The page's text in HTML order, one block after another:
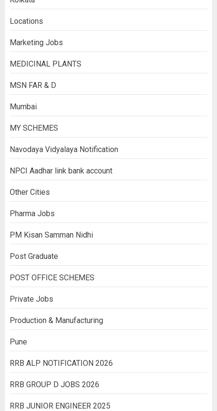
Locations
Marketing Jobs
MEDICINAL PLANTS
MSN FAR & D
Mumbai
MY SCHEMES
Navodaya Vidyalaya Notification
NPCI Aadhar link bank account
Other Cities
Pharma Jobs
PM Kisan Samman Nidhi
Post Graduate
POST OFFICE SCHEMES
Private Jobs
Production & Manufacturing
Pune
RRB ALP NOTIFICATION 2026
RRB GROUP D JOBS 2026
RRB JUNIOR ENGINEER 2025